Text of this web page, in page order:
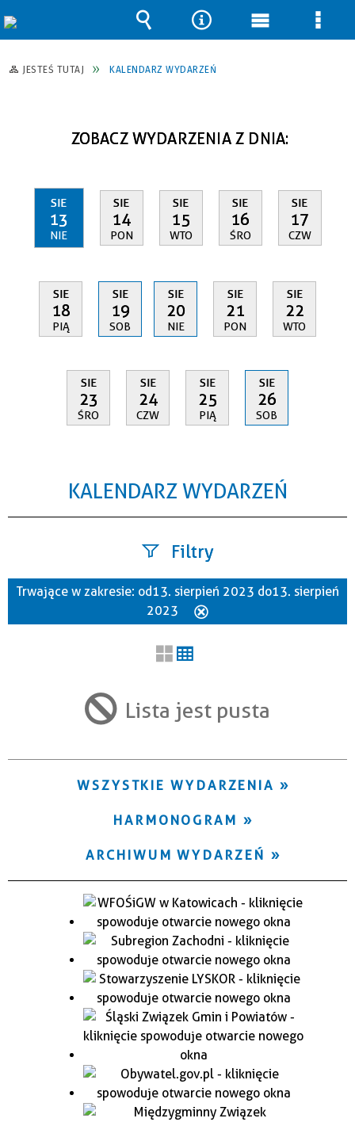
JESTEŚ TUTAJ KALENDARZ WYDARZEŃ
ZOBACZ WYDARZENIA Z DNIA:
SIE
13
NIE
SIE
14
PON
SIE
15
WTO
SIE
16
ŚRO
SIE
17
CZW
SIE
18
PIĄ
SIE
19
SOB
SIE
20
NIE
SIE
21
PON
SIE
22
WTO
SIE
23
ŚRO
SIE
24
CZW
SIE
25
PIĄ
SIE
26
SOB
KALENDARZ WYDARZEŃ
Filtry
Szukana fraza
Trwające w zakresie
Trwające w zakresie: od 13. sierpień 2023 do 13. sierpień
2023
Lista jest pusta
WSZYSTKIE WYDARZENIA
HARMONOGRAM
ARCHIWUM WYDARZEŃ
Wyszukiwarka
Narzędzia
Menu Menu